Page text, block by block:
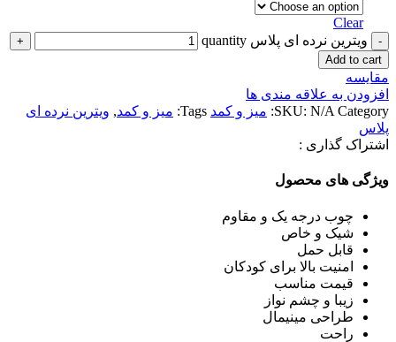
Clear
ویترین نرده ای پلاس quantity
Add to cart
مقایسه
افزودن به علاقه مندی ها
SKU: N/A Category: میز و کمد Tags: میز و کمد, ویترین نرده ای
پلاس
اشتراک گذاری :
ویژگی های محصول
چوب درجه یک و مقاوم
شیک و خاص
قابل حمل
امنیت بالا برای کودکان
قیمت مناسب
زیبا و چشم نواز
طراحی مینیمال
راحت